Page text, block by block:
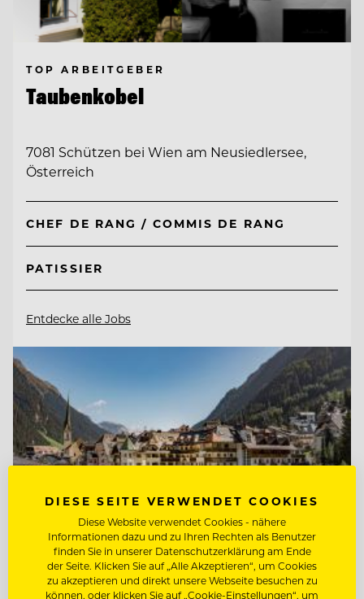
TOP ARBEITGEBER
Taubenkobel
7081 Schützen bei Wien am Neusiedlersee,
Österreich
CHEF DE RANG / COMMIS DE RANG
PATISSIER
Entdecke alle Jobs
DIESE SEITE VERWENDET COOKIES
Diese Website verwendet Cookies - nähere
Informationen dazu und zu Ihren Rechten als Benutzer
finden Sie in unserer Datenschutzerklärung am Ende
der Seite. Klicken Sie auf „Alle Akzeptieren“, um Cookies
zu akzeptieren und direkt unsere Webseite besuchen zu
können, oder klicken Sie auf „Cookie-Einstellungen“, um